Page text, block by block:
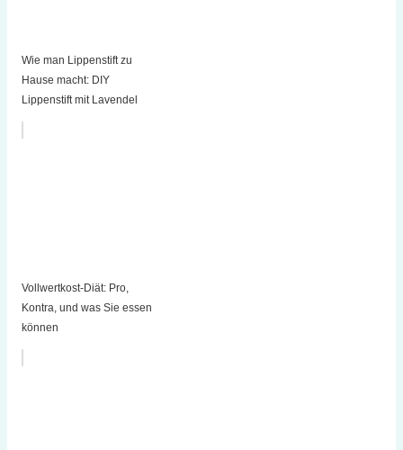
Wie man Lippenstift zu
Hause macht: DIY
Lippenstift mit Lavendel
Vollwertkost-Diät: Pro,
Kontra, und was Sie essen
können